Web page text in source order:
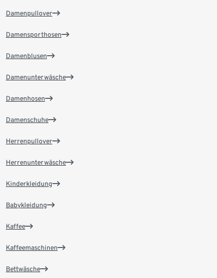
Damenpullover
Damensporthosen
Damenblusen
Damenunterwäsche
Damenhosen
Damenschuhe
Herrenpullover
Herrenunterwäsche
Kinderkleidung
Babykleidung
Kaffee
Kaffeemaschinen
Bettwäsche